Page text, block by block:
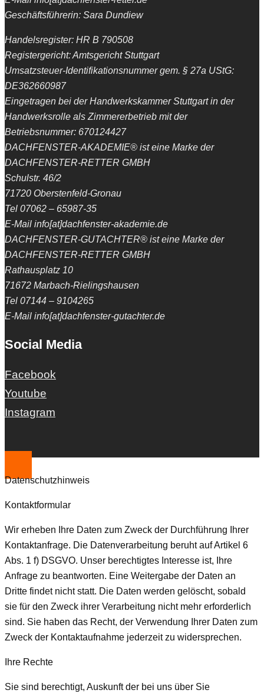
Geschäftsführerin: Sara Dundiew
Handelsregister: HR B 790508
Registergericht: Amtsgericht Stuttgart
Umsatzsteuer-Identifikationsnummer gem. § 27a UStG:
DE362660987
Eingetragen bei der Handwerkskammer Stuttgart in der
Handwerksrolle als Zimmererbetrieb mit der
Betriebsnummer: 670124427
DACHFENSTER-AKADEMIE® ist eine Marke der
DACHFENSTER-RETTER GMBH
Schulstr. 46/2
71720 Oberstenfeld-Gronau
Tel 07062 – 65987-35
E-Mail info[at]dachfenster-akademie.de
DACHFENSTER-GUTACHTER® ist eine Marke der
DACHFENSTER-RETTER GMBH
Rathausplatz 10
71672 Marbach-Rielingshausen
Tel 07144 – 9104265
E-Mail info[at]dachfenster-gutachter.de
Social Media
Facebook
Youtube
Instagram
Datenschutzhinweis
Kontaktformular
Wir erheben Ihre Daten zum Zweck der Durchführung Ihrer
Kontaktanfrage. Die Datenverarbeitung beruht auf Artikel 6
Abs. 1 f) DSGVO. Unser berechtigtes Interesse ist, Ihre
Anfrage zu beantworten. Eine Weitergabe der Daten an
Dritte findet nicht statt. Die Daten werden gelöscht, sobald
sie für den Zweck ihrer Verarbeitung nicht mehr erforderlich
sind. Sie haben das Recht, der Verwendung Ihrer Daten zum
Zweck der Kontaktaufnahme jederzeit zu widersprechen.
Ihre Rechte
Sie sind berechtigt, Auskunft der bei uns über Sie